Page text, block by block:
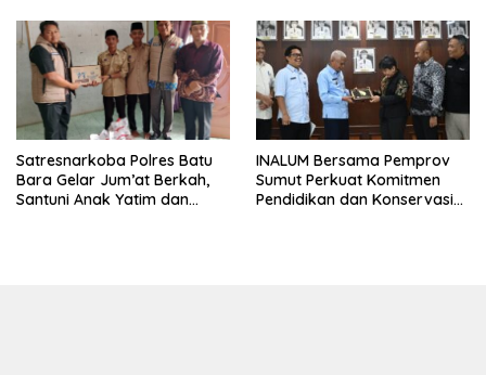
Satgas TMMD Ke-129 Kodim
0208/Asahan
Gambus
Satresnarkoba Polres Batu
Bara Gelar Jum’at Berkah,
Santuni Anak Yatim dan
INALUM Bersama Pemprov
Sumut Perkuat Komitmen
Pendidikan dan Konservasi